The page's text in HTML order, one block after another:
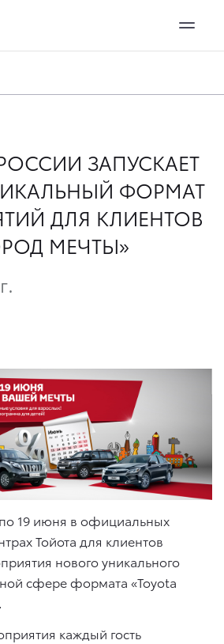
РОССИИ ЗАПУСКАЕТ
ФОРМАТ
ДЛЯ КЛИЕНТОВ
МЕЧТЫ»
19 июня в официальных
Тойота для клиентов
нового уникального
сфере формата «Toyota
каждый гость